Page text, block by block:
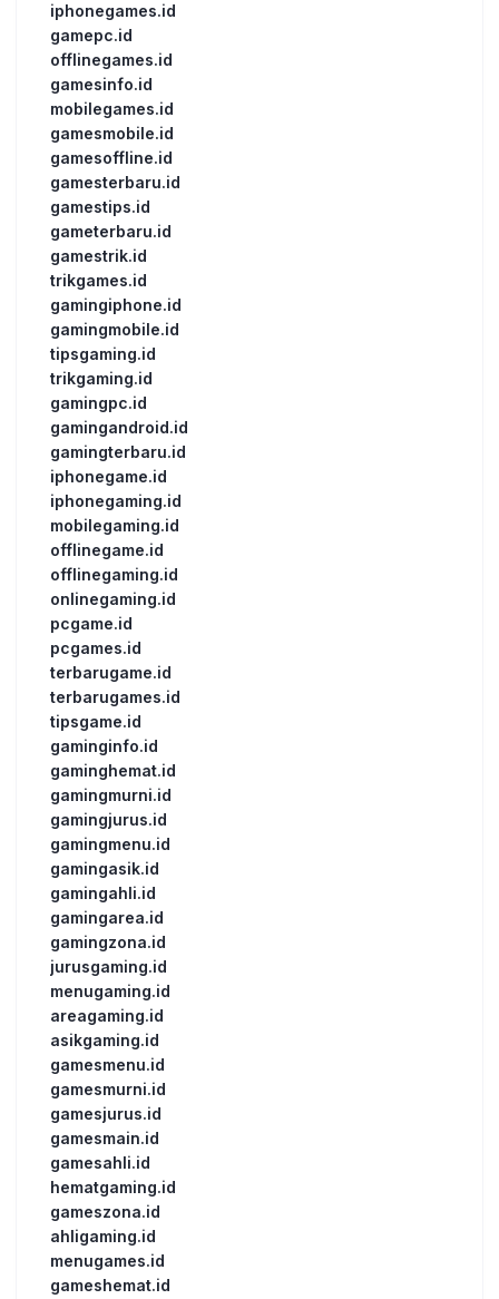
iphonegames.id
gamepc.id
offlinegames.id
gamesinfo.id
mobilegames.id
gamesmobile.id
gamesoffline.id
gamesterbaru.id
gamestips.id
gameterbaru.id
gamestrik.id
trikgames.id
gamingiphone.id
gamingmobile.id
tipsgaming.id
trikgaming.id
gamingpc.id
gamingandroid.id
gamingterbaru.id
iphonegame.id
iphonegaming.id
mobilegaming.id
offlinegame.id
offlinegaming.id
onlinegaming.id
pcgame.id
pcgames.id
terbarugame.id
terbarugames.id
tipsgame.id
gaminginfo.id
gaminghemat.id
gamingmurni.id
gamingjurus.id
gamingmenu.id
gamingasik.id
gamingahli.id
gamingarea.id
gamingzona.id
jurusgaming.id
menugaming.id
areagaming.id
asikgaming.id
gamesmenu.id
gamesmurni.id
gamesjurus.id
gamesmain.id
gamesahli.id
hematgaming.id
gameszona.id
ahligaming.id
menugames.id
gameshemat.id